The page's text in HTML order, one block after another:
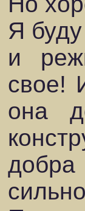
Я
и
свое!
она